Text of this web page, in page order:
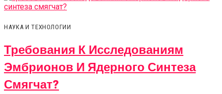
НАУКА И ТЕХНОЛОГИИ
Требования К Исследованиям
Эмбрионов И Ядерного Синтеза
Смягчат?